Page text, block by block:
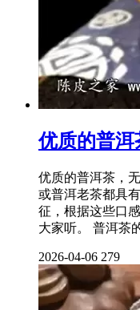
优质的普
优质的普洱茶，
或普洱老茶都具
征，根据这些口
大家听。 普洱茶
2026-04-06 279